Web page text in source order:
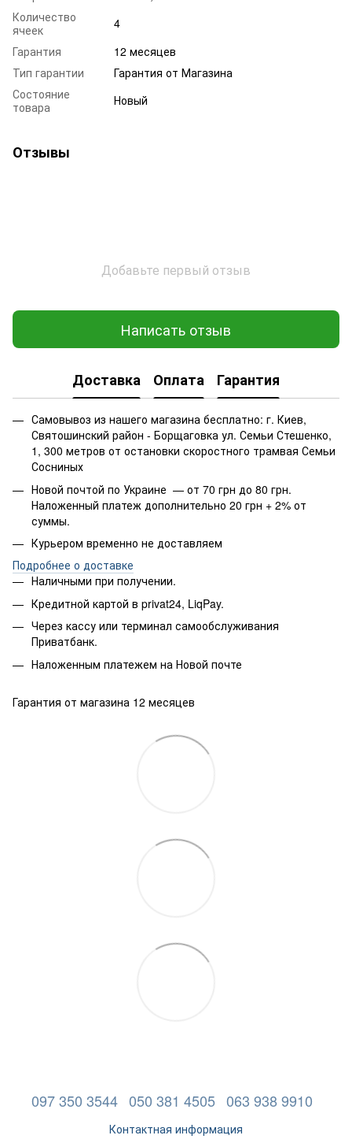
Количество
ячеек
4
Гарантия
12 месяцев
Тип гарантии
Гарантия от Магазина
Состояние
товара
Новый
Отзывы
Добавьте первый отзыв
Написать отзыв
Доставка Оплата Гарантия
Самовывоз из нашего магазина бесплатно: г. Киев,
Святошинский район - Борщаговка ул. Семьи Стешенко,
1, 300 метров от остановки скоростного трамвая Семьи
Сосниных
Новой почтой по Украине — от 70 грн до 80 грн.
Наложенный платеж дополнительно 20 грн + 2% от
суммы.
Курьером временно не доставляем
Подробнее о доставке
Наличными при получении.
Кредитной картой в privat24, LiqPay.
Через кассу или терминал самообслуживания
Приватбанк.
Наложенным платежем на Новой почте
Гарантия от магазина 12 месяцев
097 350 3544 050 381 4505 063 938 9910
Контактная информация